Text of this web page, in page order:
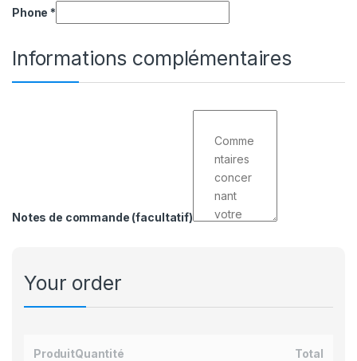
Phone *
Informations complémentaires
Notes de commande (facultatif)
Your order
ProduitQuantité Total